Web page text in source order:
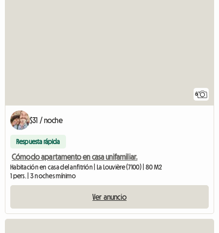
6
$31 / noche
Respuesta rápida
Cómodo apartamento en casa unifamiliar.
Habitación en casa del anfitrión | La Louvière (7100) | 80 M2
1 pers. | 3 noches mínimo
Ver anuncio